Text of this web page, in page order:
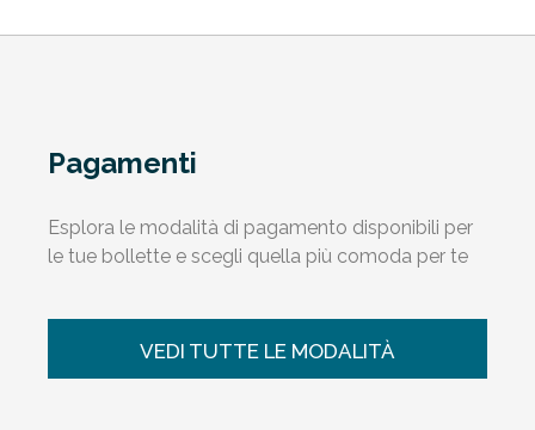
Pagamenti
Esplora le modalità di pagamento disponibili per
le tue bollette e scegli quella più comoda per te
VEDI TUTTE LE MODALITÀ